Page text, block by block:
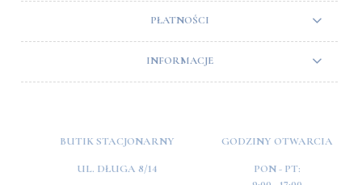
PŁATNOŚCI
INFORMACJE
BUTIK STACJONARNY
UL. DŁUGA 8/14
GODZINY OTWARCIA
PON - PT: